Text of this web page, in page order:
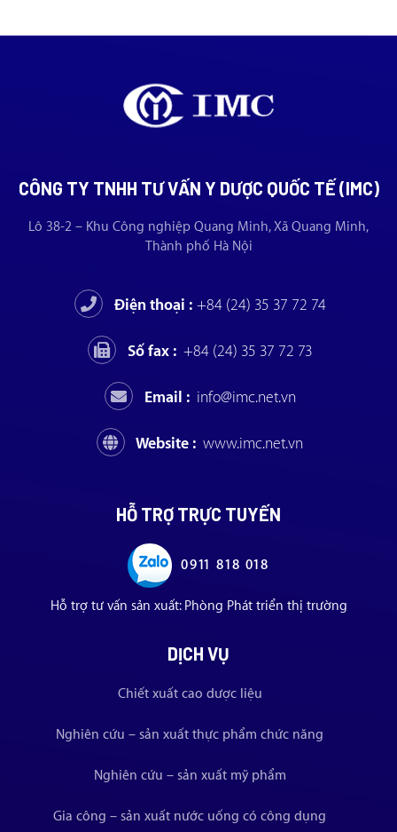
CÔNG TY TNHH TƯ VẤN Y DƯỢC QUỐC TẾ (IMC)
Lô 38-2 – Khu Công nghiệp Quang Minh, Xã Quang Minh,
Thành phố Hà Nội
Điện thoại : +84 (24) 35 37 72 74
Số fax : +84 (24) 35 37 72 73
Email : info@imc.net.vn
Website : www.imc.net.vn
HỖ TRỢ TRỰC TUYẾN
0911 818 018
Hỗ trợ tư vấn sản xuất: Phòng Phát triển thị trường
DỊCH VỤ
Chiết xuất cao dược liệu
Nghiên cứu – sản xuất thực phẩm chức năng
Nghiên cứu – sản xuất mỹ phẩm
Gia công – sản xuất nước uống có công dụng